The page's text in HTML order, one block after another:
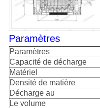
Paramètres
Paramètres
Capacité de décharge
Matériel
Densité de matière
Décharge au
Le volume